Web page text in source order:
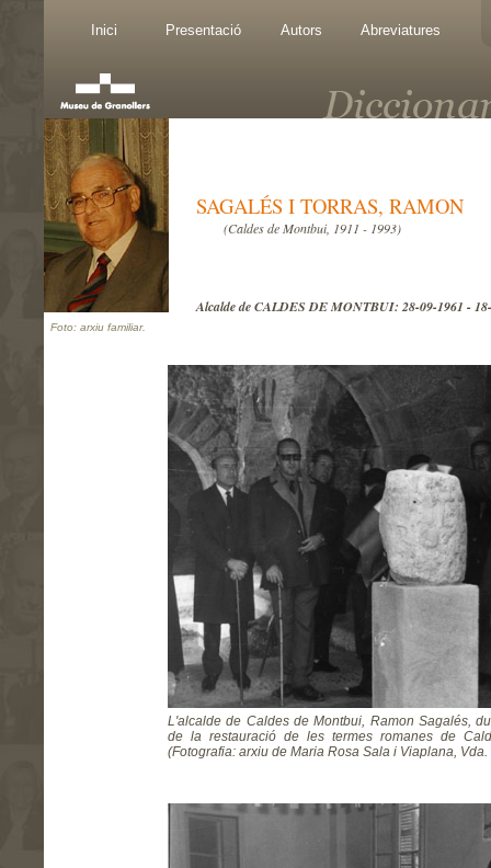
Inici Presentació Autors Abreviatures
SAGALÉS I TORRAS, RAMON
(Caldes de Montbui, 1911 - 1993)
Alcalde de CALDES DE MONTBUI: 28-09-1961 -
Foto: arxiu familiar.
L'alcalde de Caldes de Montbui, Ramon Sagalés,
de la restauració de les termes romanes de
(Fotografia: arxiu de Maria Rosa Sala i Viaplana,